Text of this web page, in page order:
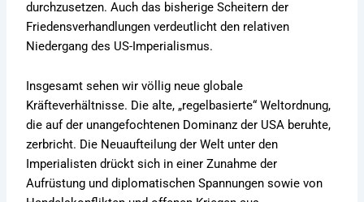
durchzusetzen. Auch das bisherige Scheitern der
Friedensverhandlungen verdeutlicht den relativen
Niedergang des US-Imperialismus.
Insgesamt sehen wir völlig neue globale
Kräfteverhältnisse. Die alte, „regelbasierte“ Weltordnung,
die auf der unangefochtenen Dominanz der USA beruhte,
zerbricht. Die Neuaufteilung der Welt unter den
Imperialisten drückt sich in einer Zunahme der
Aufrüstung und diplomatischen Spannungen sowie von